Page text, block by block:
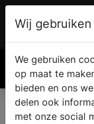
Wij
We gebruiken
op maat te
bieden en ons
delen ook
met onze social